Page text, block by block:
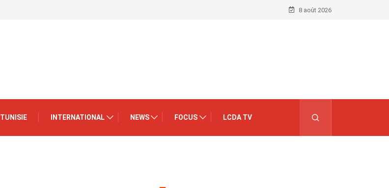
8 août 2026
TUNISIE INTERNATIONAL NEWS FOCUS LCDA TV